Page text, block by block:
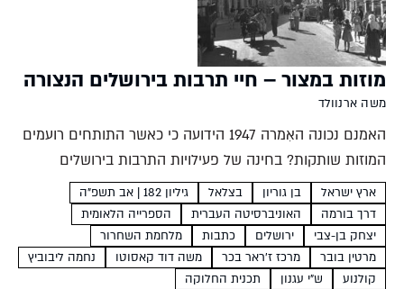
מוזות במצור – חיי תרבות בירושלים הנצורה
משה ארנוולד
האמנם נכונה האִמרה 1947 הידועה כי כאשר התותחים רועמים
המוזות שותקות? בחינה של פעילויות התרבות בירושלים
הנצורה בימי מלחמת העצמאות מגלה כי המוזות מצאו דרכים
להביע את עצמן, וכי היה להן חלק גדול ביכולת העמידה...
ארץ ישראל בן גוריון בצלאל
גיליון 182 | אב תשפ”ה
דרך בורמה
האוניברסיטה העברית
הספרייה הלאומית
יצחק בן-צבי
ירושלים כתבות
מלחמת השחרור
מרטין בובר
מרכז ז'ראר בכר משה דוד קאסוטו
נחמה ליבוביץ
קולנוע
ש"י עגנון תכנית החלוקה